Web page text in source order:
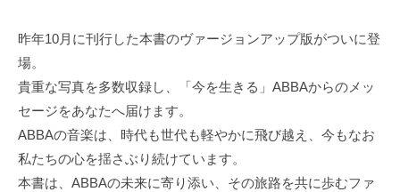
昨年10月に刊行した本書のヴァージョンアップ版がついに登
場。
貴重な写真を多数収録し、「今を生きる」ABBAからのメッ
セージをあなたへ届けます。
ABBAの音楽は、時代も世代も軽やかに飛び越え、今もなお
私たちの心を揺さぶり続けています。
本書は、ABBAの未来に寄り添い、その旅路を共に歩むファ